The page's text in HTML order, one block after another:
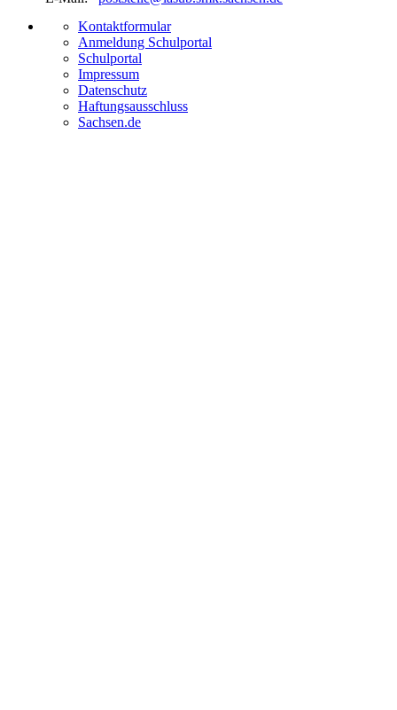
Kontaktformular
Anmeldung Schulportal
Schulportal
Impressum
Datenschutz
Haftungsausschluss
Sachsen.de